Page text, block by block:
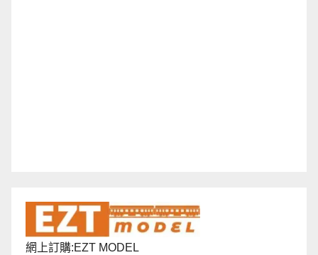
網上訂購:EZT MODEL